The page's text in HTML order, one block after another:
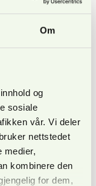
Om
og
sosiale
vår. Vi deler
nettstedet
medier,
kombinere den
for dem,
velkommen.
hos oss. Han
veide tungt i
i
komplekse
vil Fredrik
fra august av.